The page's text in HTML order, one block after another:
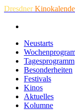
Dresdner
Neustarts
Tagesprogramm
Besonderheiten
Festivals
Kinos
Aktuelles
Kolumne